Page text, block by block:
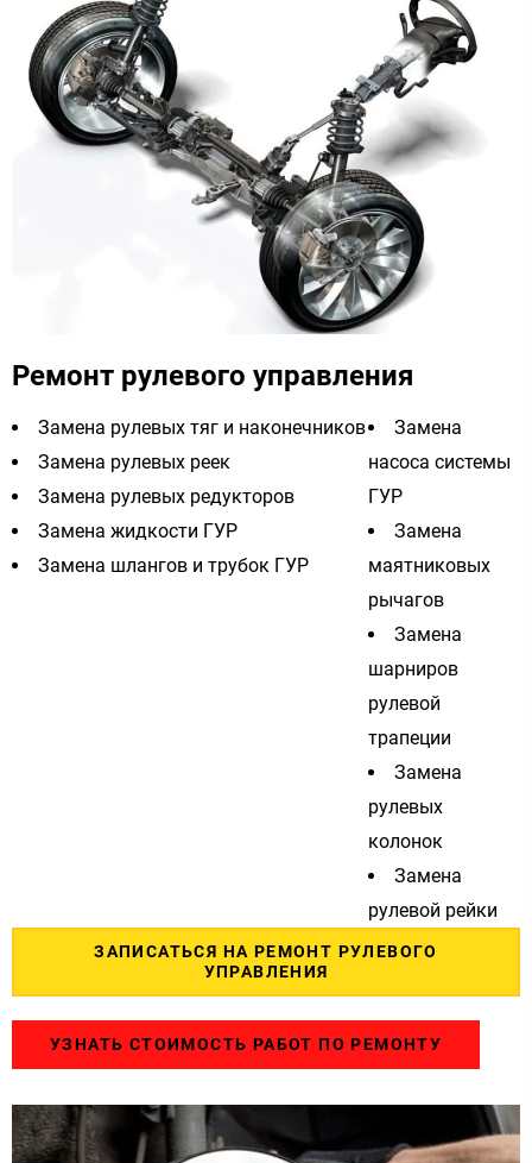
Ремонт рулевого управления
Замена рулевых тяг и наконечников
Замена рулевых реек
Замена рулевых редукторов
Замена жидкости ГУР
Замена шлангов и трубок ГУР
Замена
насоса системы
ГУР
Замена
маятниковых
рычагов
Замена
шарниров
рулевой
трапеции
Замена
рулевых
колонок
Замена
рулевой рейки
ЗАПИСАТЬСЯ НА РЕМОНТ РУЛЕВОГО
УПРАВЛЕНИЯ
УЗНАТЬ СТОИМОСТЬ РАБОТ ПО РЕМОНТУ